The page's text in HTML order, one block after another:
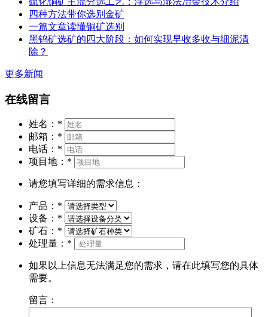
四种方法带你选别金矿
一篇文章读懂铜矿选别
黑钨矿选矿的四大阶段：如何实现早收多收与细泥清
除？
更多新闻
在线留言
姓名： *
邮箱： *
电话： *
项目地： *
请您填写详细的需求信息：
产品： *
设备： *
矿石： *
处理量： *
如果以上信息无法满足您的需求，请在此填写您的具体
需要。
留言：